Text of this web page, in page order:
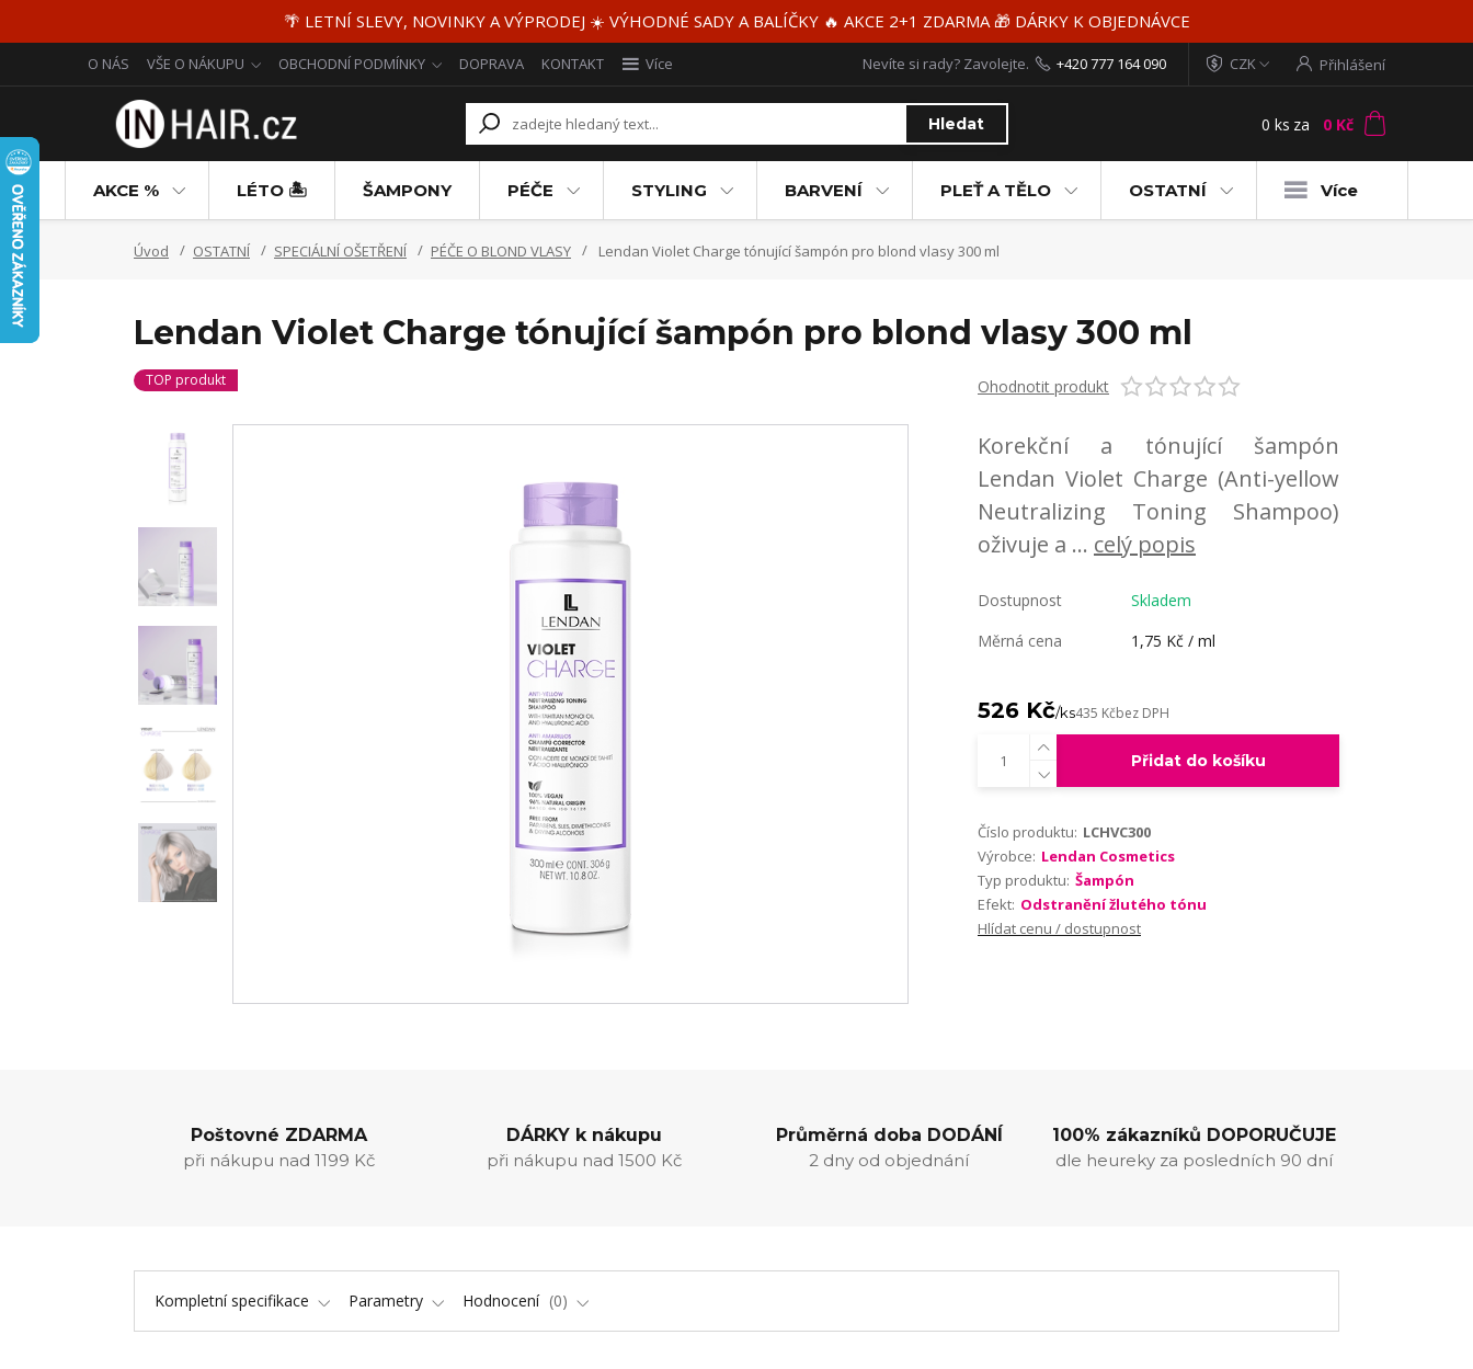
🌴 LETNÍ SLEVY, NOVINKY A VÝPRODEJ ☀️ VÝHODNÉ SADY A BALÍČKY 🔥 AKCE 2+1 ZDARMA 🎁 DÁRKY K OBJEDNÁVCE
O NÁS VŠE O NÁKUPU OBCHODNÍ PODMÍNKY DOPRAVA KONTAKT Více CZK Přihlášení
Hledat
Nevíte si rady? Zavolejte. +420 777 164 090
0 ks za 0 Kč
AKCE % LÉTO 🏝️ ŠAMPONY PÉČE STYLING BARVENÍ PLEŤ A TĚLO OSTATNÍ Více
Úvod OSTATNÍ SPECIÁLNÍ OŠETŘENÍ PÉČE O BLOND VLASY Lendan Violet Charge tónující šampón pro blond vlasy 300 ml
Lendan Violet Charge tónující šampón pro blond vlasy 300 ml
TOP produkt Ohodnotit produkt
Korekční a tónující šampón
Lendan Violet Charge (Anti-yellow
Neutralizing Toning Shampoo)
oživuje a ... celý popis
Dostupnost
Skladem
Měrná cena
1,75 Kč / ml
526 Kč/ks435 Kčbez DPH
Přidat do košíku
Číslo produktu: LCHVC300
Výrobce: Lendan Cosmetics
Typ produktu: Šampón
Efekt: Odstranění žlutého tónu
Hlídat cenu / dostupnost
Poštovné ZDARMA
při nákupu nad 1199 Kč
DÁRKY k nákupu
při nákupu nad 1500 Kč
Průměrná doba DODÁNÍ
2 dny od objednání
100% zákazníků DOPORUČUJE
dle heureky za posledních 90 dní
Kompletní specifikace Parametry Hodnocení 0